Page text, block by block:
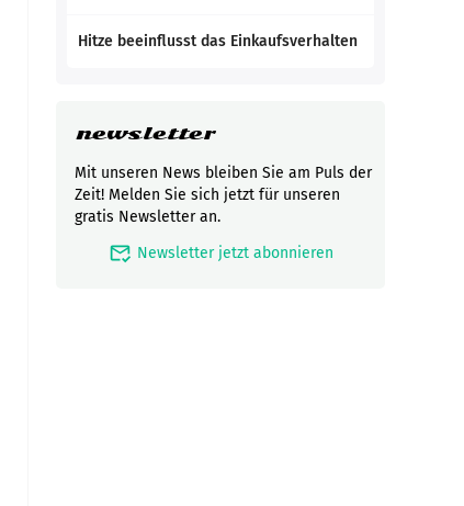
Hitze beeinflusst das Einkaufsverhalten
newsletter
Mit unseren News bleiben Sie am Puls der
Zeit! Melden Sie sich jetzt für unseren
gratis Newsletter an.
mark_email_read Newsletter jetzt abonnieren